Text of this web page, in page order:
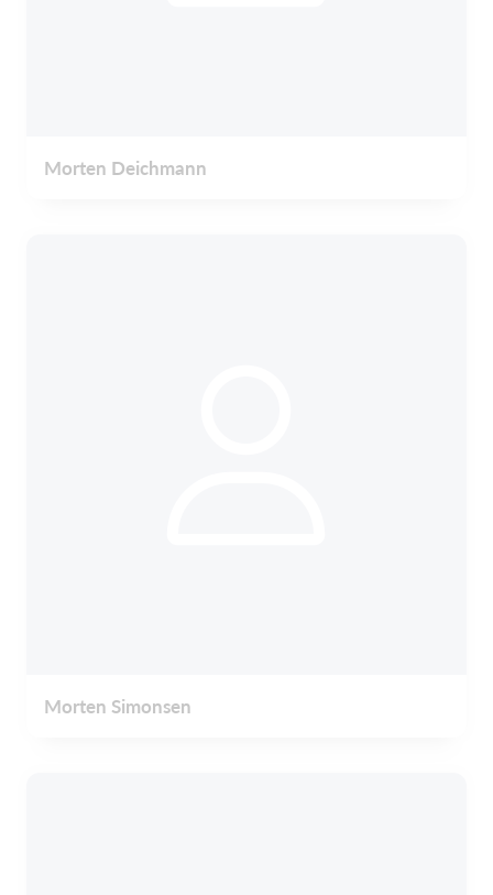
Morten Deichmann
Morten Simonsen